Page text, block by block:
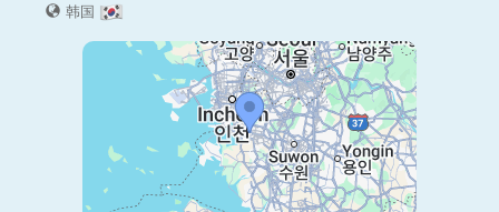
韩国